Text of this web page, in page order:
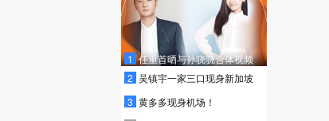
1 任重首晒与孙骁骁合体视频
2 吴镇宇一家三口现身新加坡
3 黄多多现身机场！